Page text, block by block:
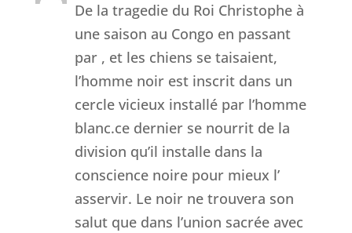
De la tragedie du Roi Christophe à
une saison au Congo en passant
par , et les chiens se taisaient,
l’homme noir est inscrit dans un
cercle vicieux installé par l’homme
blanc.ce dernier se nourrit de la
division qu’il installe dans la
conscience noire pour mieux l’
asservir. Le noir ne trouvera son
salut que dans l’union sacrée avec